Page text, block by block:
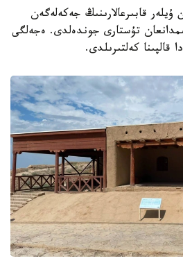
ۇيلەر قابىرعالارىنىڭ جەكەلەگەن
تۇستارى جوندەلدى. ەجەلگى
قالپىنا كەلتىرىلدى.